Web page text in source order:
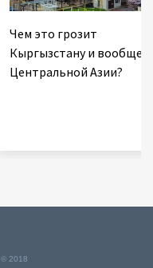
Чем это грозит
Кыргызстану и вообще
Центральной Азии?
© 2018